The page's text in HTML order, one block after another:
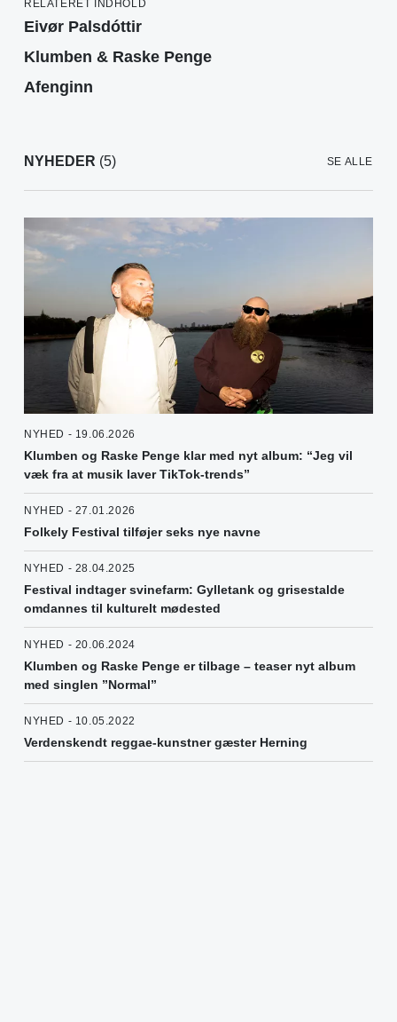
RELATERET INDHOLD
Eivør Palsdóttir
Klumben & Raske Penge
Afenginn
NYHEDER (5) SE ALLE
NYHED - 19.06.2026
Klumben og Raske Penge klar med nyt album: “Jeg vil
væk fra at musik laver TikTok-trends”
NYHED - 27.01.2026
Folkely Festival tilføjer seks nye navne
NYHED - 28.04.2025
Festival indtager svinefarm: Gylletank og grisestalde
omdannes til kulturelt mødested
NYHED - 20.06.2024
Klumben og Raske Penge er tilbage – teaser nyt album
med singlen ”Normal”
NYHED - 10.05.2022
Verdenskendt reggae-kunstner gæster Herning